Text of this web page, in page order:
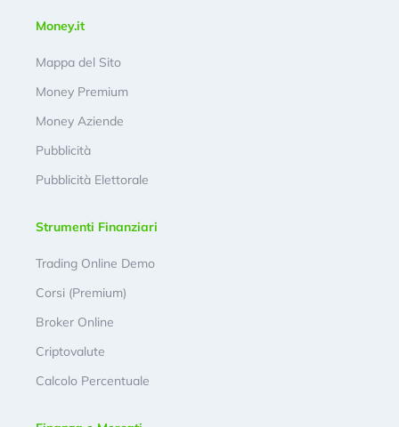
Money.it
Mappa del Sito
Money Premium
Money Aziende
Pubblicità
Pubblicità Elettorale
Strumenti Finanziari
Trading Online Demo
Corsi (Premium)
Broker Online
Criptovalute
Calcolo Percentuale